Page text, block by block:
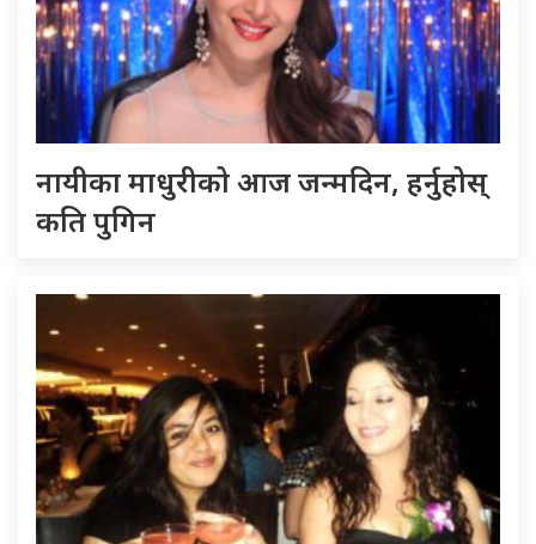
नायीका माधुरीको आज जन्मदिन, हर्नुहोस्
कति पुगिन